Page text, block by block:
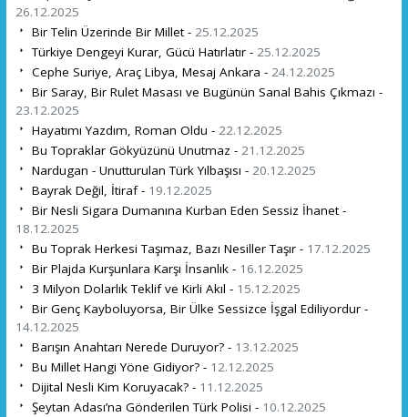
26.12.2025
Bir Telin Üzerinde Bir Millet - 25.12.2025
Türkiye Dengeyi Kurar, Gücü Hatırlatır - 25.12.2025
Cephe Suriye, Araç Libya, Mesaj Ankara - 24.12.2025
Bir Saray, Bir Rulet Masası ve Bugünün Sanal Bahis Çıkmazı -
23.12.2025
Hayatımı Yazdım, Roman Oldu - 22.12.2025
Bu Topraklar Gökyüzünü Unutmaz - 21.12.2025
Nardugan - Unutturulan Türk Yılbaşısı - 20.12.2025
Bayrak Değil, İtiraf - 19.12.2025
Bir Nesli Sigara Dumanına Kurban Eden Sessiz İhanet -
18.12.2025
Bu Toprak Herkesi Taşımaz, Bazı Nesiller Taşır - 17.12.2025
Bir Plajda Kurşunlara Karşı İnsanlık - 16.12.2025
3 Milyon Dolarlık Teklif ve Kirli Akıl - 15.12.2025
Bir Genç Kayboluyorsa, Bir Ülke Sessizce İşgal Ediliyordur -
14.12.2025
Barışın Anahtarı Nerede Duruyor? - 13.12.2025
Bu Millet Hangi Yöne Gidiyor? - 12.12.2025
Dijital Nesli Kim Koruyacak? - 11.12.2025
Şeytan Adası’na Gönderilen Türk Polisi - 10.12.2025